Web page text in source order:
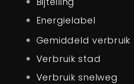
Energielabel
Gemiddeld verbruik
Verbruik stad
Verbruik snelweg